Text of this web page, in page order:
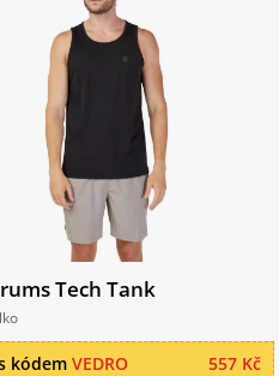
Tech Tank
557 Kč
kódem VEDRO